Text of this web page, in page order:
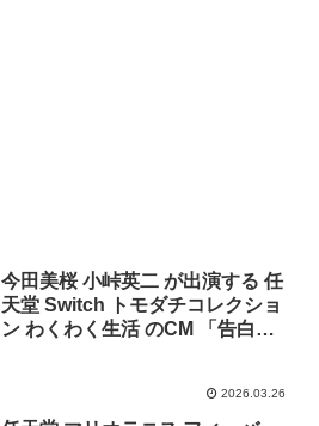
今田美桜 小峠英二 が出演する 任
天堂 Switch トモダチコレクショ
ン わくわく生活 のCM 「告白」
2026.03.26